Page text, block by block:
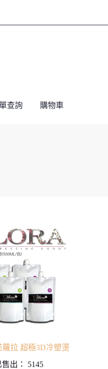
查詢 購物車
拉 超極3D冷塑燙
售出： 5145